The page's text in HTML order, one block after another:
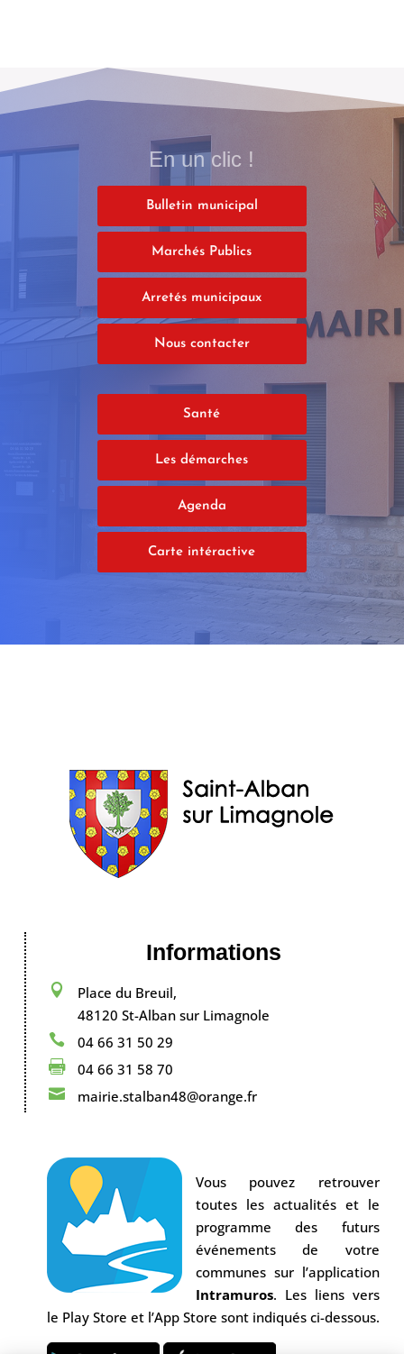
En un clic !
Bulletin municipal
Marchés Publics
Arretés municipaux
Nous contacter
Santé
Les démarches
Agenda
Carte intéractive
Informations

Place du Breuil,
48120 St-Alban sur Limagnole
 04 66 31 50 29
 04 66 31 58 70
 mairie.stalban48@orange.fr
Vous pouvez retrouver
toutes les actualités et le
programme des futurs
événements de votre
communes sur l’application
Intramuros. Les liens vers
le Play Store et l’App Store sont indiqués ci-dessous.